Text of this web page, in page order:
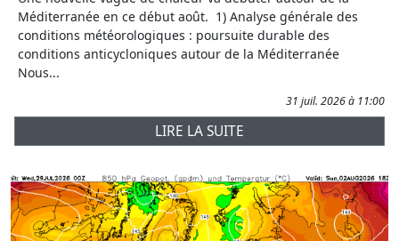
Méditerranée en ce début août. 1) Analyse générale des
conditions météorologiques : poursuite durable des
conditions anticycloniques autour de la Méditerranée
Nous...
31 juil. 2026 à 11:00
LIRE LA SUITE